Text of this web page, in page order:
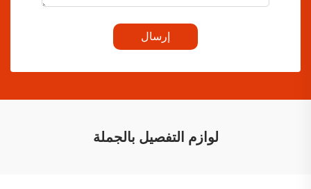
إرسال
لوازم التفصيل بالجملة